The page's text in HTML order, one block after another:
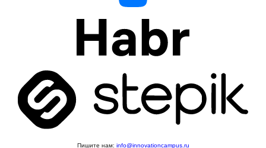
Пишите нам: info@innovationcampus.ru